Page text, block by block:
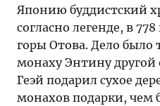
Японию буддистский
согласно легенде, в
горы Отова. Дело было
монаху Энтину
Геэй подарил сухое
монахов подарки, чем